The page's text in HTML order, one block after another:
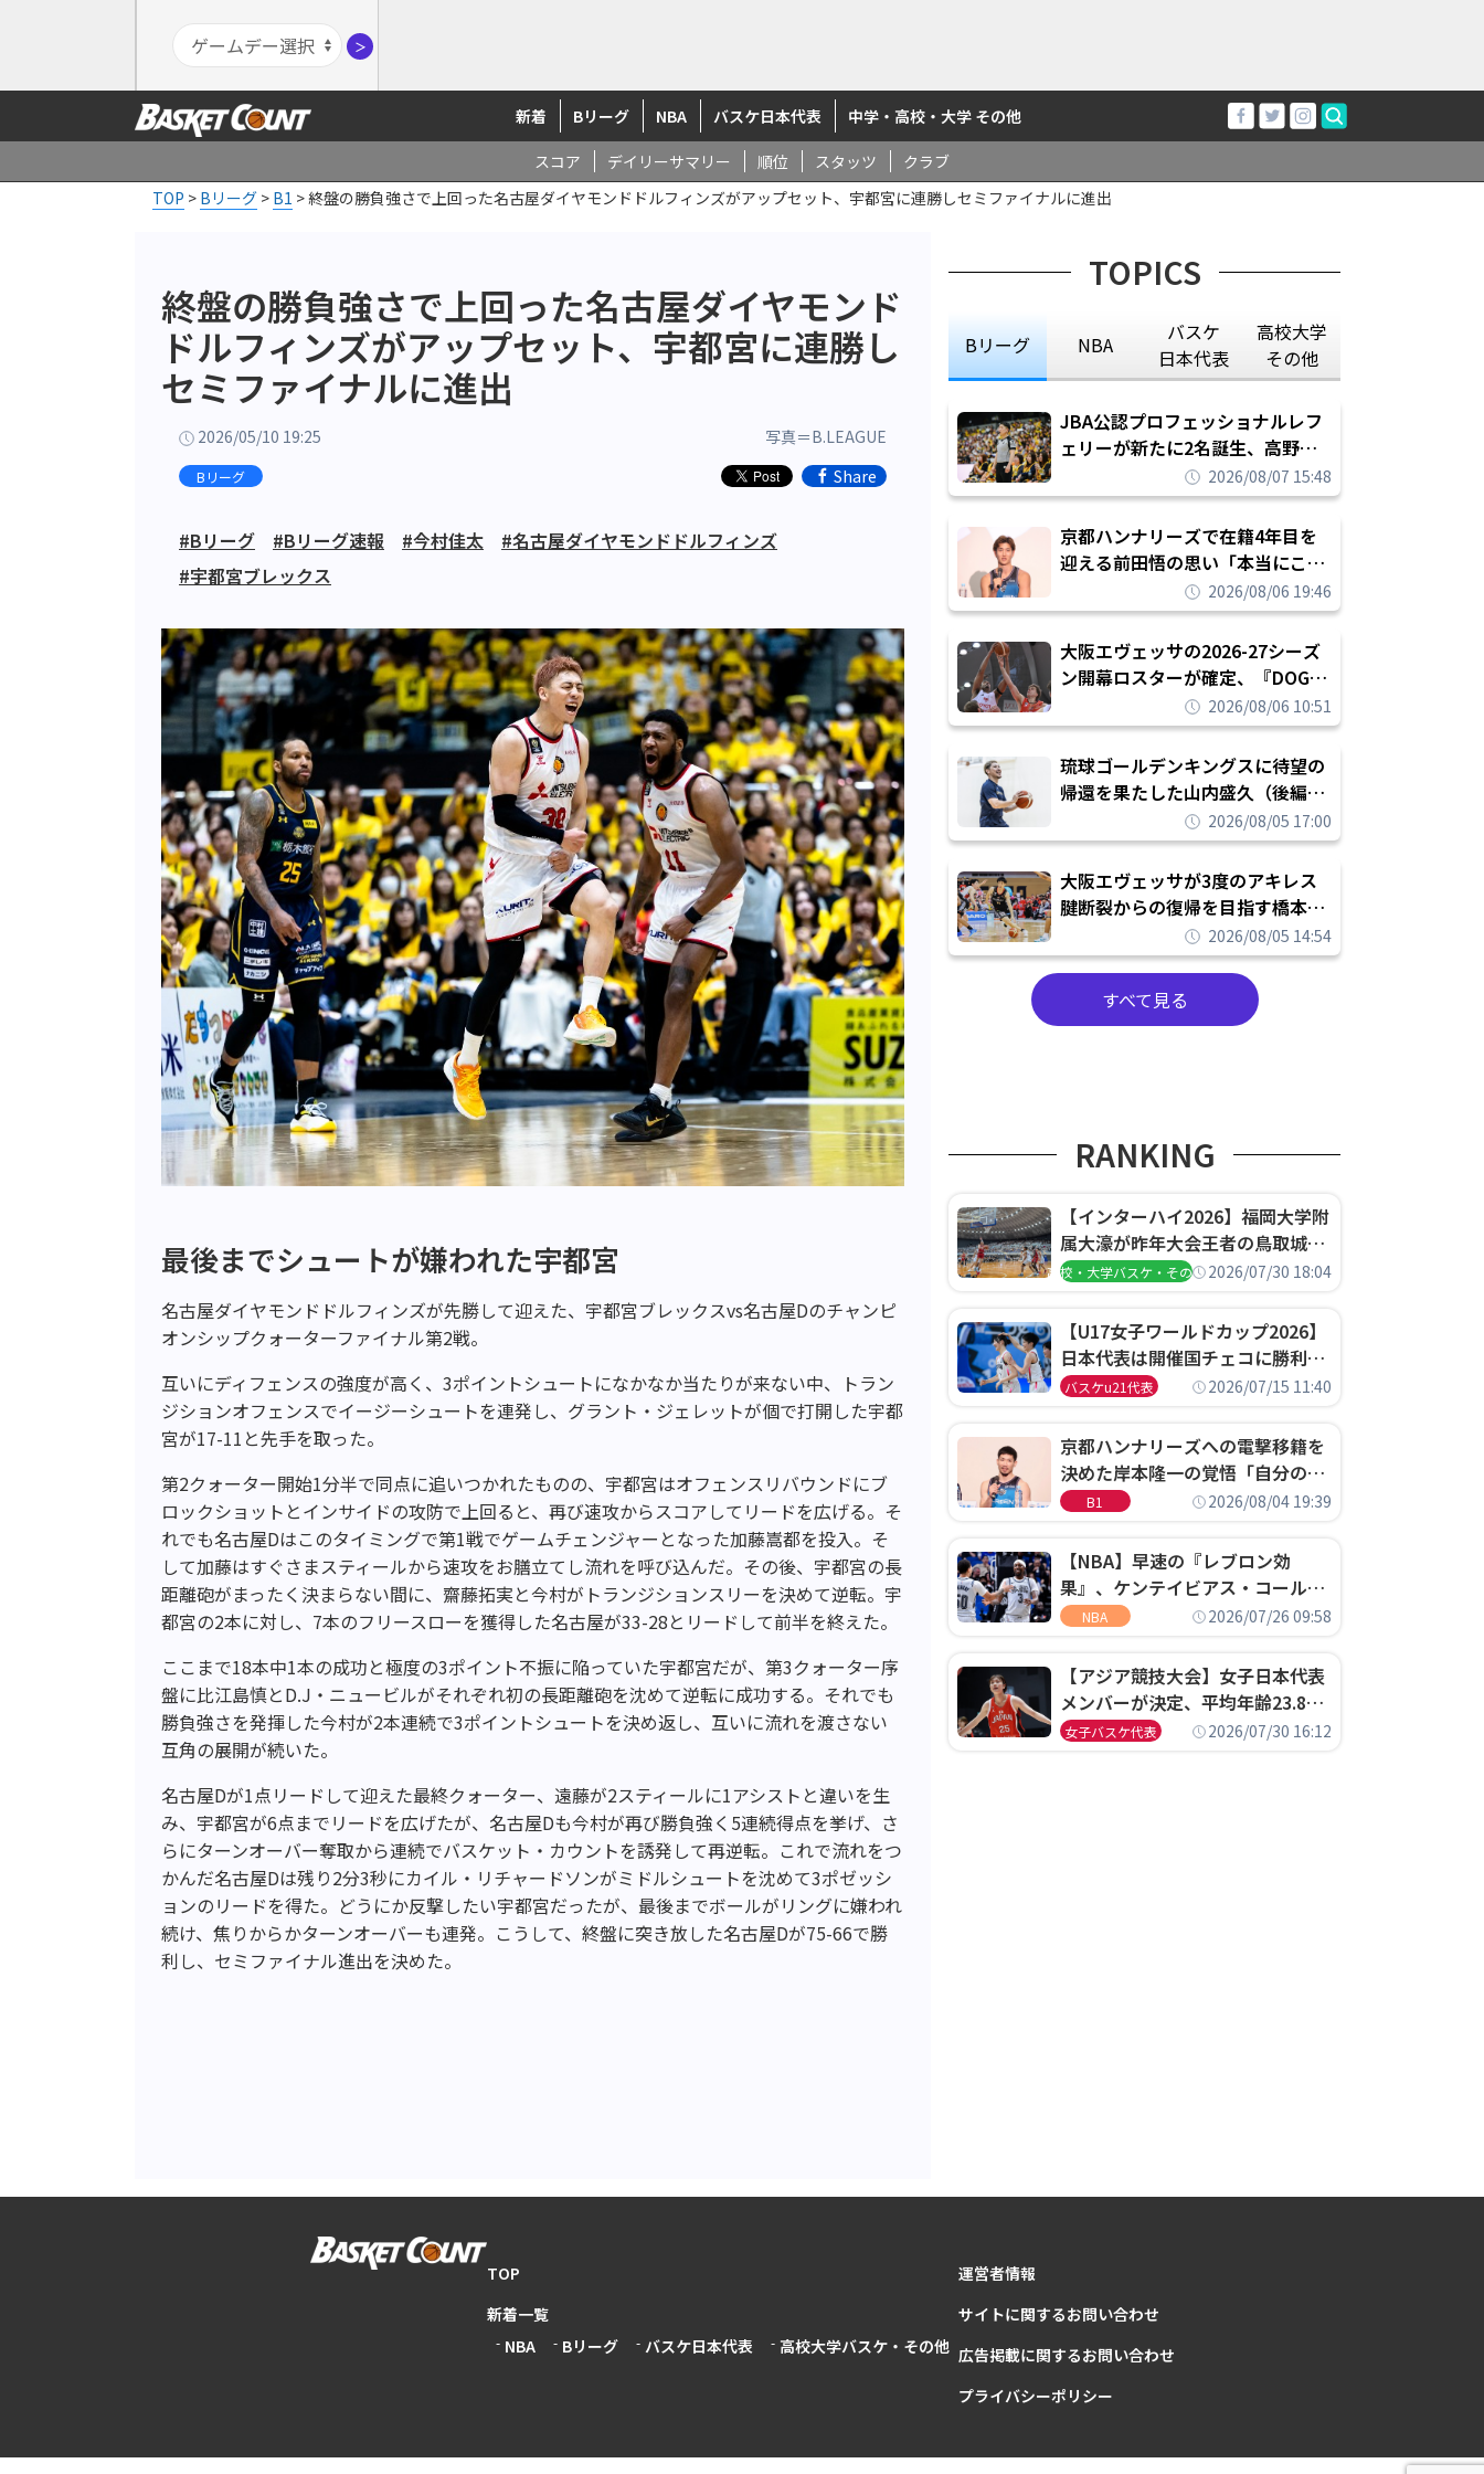
＞
新着 Bリーグ NBA バスケ日本代表 中学・高校・大学 その他
スコア デイリーサマリー 順位 スタッツ
クラブ
TOP > Bリーグ > B1 >終盤の勝負強さで上回った名古屋ダイヤモンドドルフィンズがアップセット、宇都宮に連勝しセミファイナルに進出
終盤の勝負強さで上回った名古屋ダイヤモンド
ドルフィンズがアップセット、宇都宮に連勝し
セミファイナルに進出
2026/05/10 19:25 写真＝B.LEAGUE
Bリーグ Share
#Bリーグ #Bリーグ速報 #今村佳太
#名古屋ダイヤモンドドルフィンズ
#宇都宮ブレックス
最後までシュートが嫌われた宇都宮
名古屋ダイヤモンドドルフィンズが先勝して迎えた、宇都宮ブレックスvs名古屋Dのチャンピ
オンシップクォーターファイナル第2戦。
互いにディフェンスの強度が高く、3ポイントシュートになかなか当たりが来ない中、トラン
ジションオフェンスでイージーシュートを連発し、グラント・ジェレットが個で打開した宇都
宮が17-11と先手を取った。
第2クォーター開始1分半で同点に追いつかれたものの、宇都宮はオフェンスリバウンドにブ
ロックショットとインサイドの攻防で上回ると、再び速攻からスコアしてリードを広げる。そ
れでも名古屋Dはこのタイミングで第1戦でゲームチェンジャーとなった加藤嵩都を投入。そ
して加藤はすぐさまスティールから速攻をお膳立てし流れを呼び込んだ。その後、宇都宮の長
距離砲がまったく決まらない間に、齋藤拓実と今村がトランジションスリーを決めて逆転。宇
都宮の2本に対し、7本のフリースローを獲得した名古屋が33-28とリードして前半を終えた。
ここまで18本中1本の成功と極度の3ポイント不振に陥っていた宇都宮だが、第3クォーター序
盤に比江島慎とD.J・ニュービルがそれぞれ初の長距離砲を沈めて逆転に成功する。それでも
勝負強さを発揮した今村が2本連続で3ポイントシュートを決め返し、互いに流れを渡さない
互角の展開が続いた。
名古屋Dが1点リードして迎えた最終クォーター、遠藤が2スティールに1アシストと違いを生
み、宇都宮が6点までリードを広げたが、名古屋Dも今村が再び勝負強く5連続得点を挙げ、さ
らにターンオーバー奪取から連続でバスケット・カウントを誘発して再逆転。これで流れをつ
かんだ名古屋Dは残り2分3秒にカイル・リチャードソンがミドルシュートを沈めて3ポゼッシ
ョンのリードを得た。どうにか反撃したい宇都宮だったが、最後までボールがリングに嫌われ
続け、焦りからかターンオーバーも連発。こうして、終盤に突き放した名古屋Dが75-66で勝
利し、セミファイナル進出を決めた。
TOPICS
Bリーグ NBA
バスケ
日本代表
高校大学
その他
JBA公認プロフェッショナルレフ
ェリーが新たに2名誕生、高野晃
平は16年間続けた会社員生活に別
れを告げてプロ転向を決断
2026/08/07 15:48
京都ハンナリーズで在籍4年目を
迎える前田悟の思い「本当にこの
チームで勝ちたい、負けたまま舐
められたまま終わりたくない」
2026/08/06 19:46
大阪エヴェッサの2026-27シーズ
ン開幕ロスターが確定、『DOG
FIGHT』のチームカルチャーを推
し進めて結果を求めるシーズンへ
2026/08/06 10:51
琉球ゴールデンキングスに待望の
帰還を果たした山内盛久（後編）
「1人のウチナーンチュとしてみ
んなが誇りに思えるチームにして
いく」
2026/08/05 17:00
大阪エヴェッサが3度のアキレス
腱断裂からの復帰を目指す橋本拓
哉と契約を締結「もう一度コート
に立ちたい」
2026/08/05 14:54
すべて見る
RANKING
【インターハイ2026】福岡大学附
属大濠が昨年大会王者の鳥取城北
を撃破、大阪薫英女学院は岐阜女
高校・大学バスケ・その他2026/07/30 18:04
【U17女子ワールドカップ2026】
日本代表は開催国チェコに勝利し
て予選グループ3連勝で首位通
決定
バスケu21代表 2026/07/15 11:40
京都ハンナリーズへの電撃移籍を
決めた岸本隆一の覚悟「自分のエ
ゴというちっぽけなことのため
B1 2026/08/04 19:39
【NBA】早速の『レブロン効
果』、ケンテイビアス・コールド
ウェル・ポープがセブンティシク
NBA 2026/07/26 09:58
【アジア競技大会】女子日本代表
メンバーが決定、平均年齢23.8歳
のフレッシュなメンバーが日本開
女子バスケ代表 2026/07/30 16:12
TOP
新着一覧
NBA
Bリーグ バスケ日本代表 高校大学バスケ・その他
運営者情報
サイトに関するお問い合わせ
広告掲載に関するお問い合わせ
プライバシーポリシー